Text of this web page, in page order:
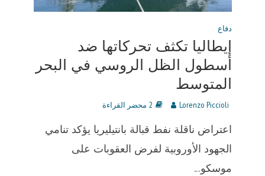
دفاع
إيطاليا تكثف تحركاتها ضد
أسطول الظل الروسي في البحر
المتوسط
Lorenzo Piccioli 2 محضر القراءة
اعتراض ناقلة نفط قبالة بانتيليريا يؤكد تنامي
الجهود الأوروبية لفرض العقوبات على
موسكو...